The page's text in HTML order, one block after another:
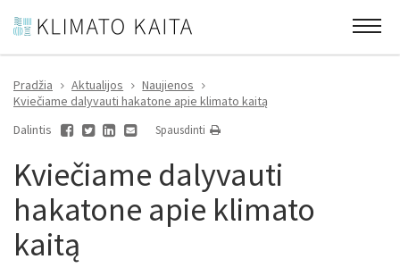
Pradžia Aktualijos
Naujienos
Kviečiame dalyvauti hakatone apie klimato kaitą
Dalintis
Spausdinti
Kviečiame dalyvauti
hakatone apie klimato
kaitą